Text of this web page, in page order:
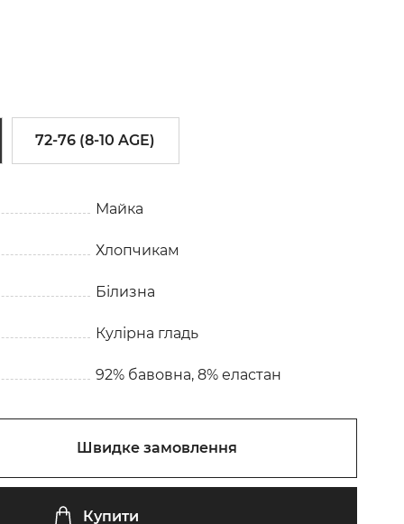
72-76 (8-10 AGE)
Майка
Хлопчикам
Білизна
Кулірна гладь
92% бавовна, 8% еластан
Швидке замовлення
Купити